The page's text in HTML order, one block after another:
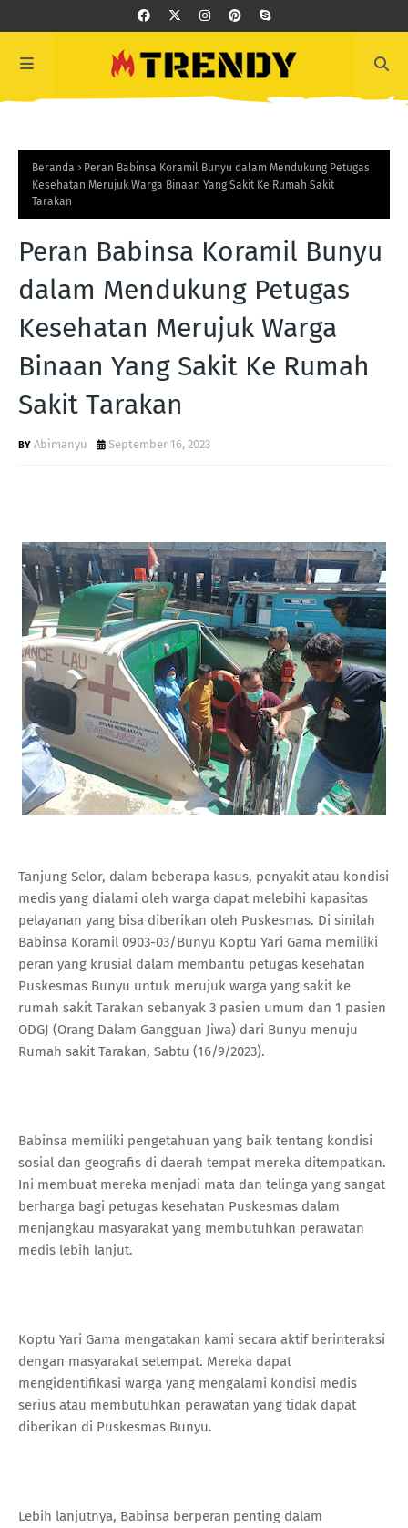
Beranda
Peran Babinsa Koramil Bunyu dalam Mendukung Petugas
Kesehatan Merujuk Warga Binaan Yang Sakit Ke Rumah Sakit
Tarakan
Peran Babinsa Koramil Bunyu
dalam Mendukung Petugas
Kesehatan Merujuk Warga
Binaan Yang Sakit Ke Rumah
Sakit Tarakan
Abimanyu September 16, 2023
Tanjung Selor, dalam beberapa kasus, penyakit atau kondisi
medis yang dialami oleh warga dapat melebihi kapasitas
pelayanan yang bisa diberikan oleh Puskesmas. Di sinilah
Babinsa Koramil 0903-03/Bunyu Koptu Yari Gama memiliki
peran yang krusial dalam membantu petugas kesehatan
Puskesmas Bunyu untuk merujuk warga yang sakit ke
rumah sakit Tarakan sebanyak 3 pasien umum dan 1 pasien
ODGJ (Orang Dalam Gangguan Jiwa) dari Bunyu menuju
Rumah sakit Tarakan, Sabtu (16/9/2023).
Babinsa memiliki pengetahuan yang baik tentang kondisi
sosial dan geografis di daerah tempat mereka ditempatkan.
Ini membuat mereka menjadi mata dan telinga yang sangat
berharga bagi petugas kesehatan Puskesmas dalam
menjangkau masyarakat yang membutuhkan perawatan
medis lebih lanjut.
Koptu Yari Gama mengatakan kami secara aktif berinteraksi
dengan masyarakat setempat. Mereka dapat
mengidentifikasi warga yang mengalami kondisi medis
serius atau membutuhkan perawatan yang tidak dapat
diberikan di Puskesmas Bunyu.
Lebih lanjutnya, Babinsa berperan penting dalam